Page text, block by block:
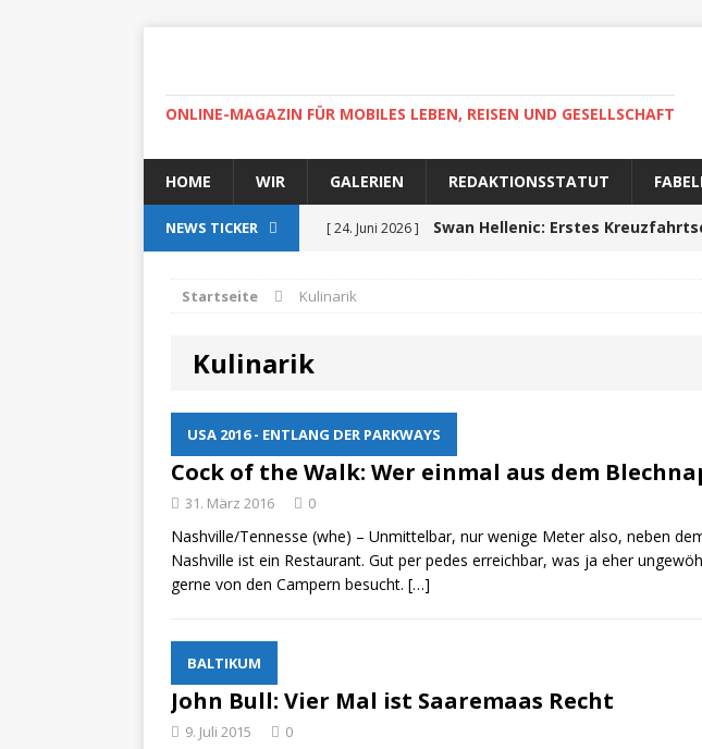
ONLINE-MAGAZIN FÜR MOBILES LEBEN, REISEN UND GESELLSCHAFT
HOME WIR GALERIEN REDAKTIONSSTATUT
NEWS TICKER [ 24. Juni 2026 ] Swan Hellenic: Erstes
Helgoland ZUR SEE
[ 5. Dezember 2021 ]
[ 28. Oktober 2021 ] „Nordlicht II“ der Emder
erfolgreich verladen
Startseite Kulinarik
Kulinarik
USA 2016 - ENTLANG DER PARKWAYS
Cock of the Walk: Wer einmal aus dem
31. März 2016 0
Nashville/Tennesse (whe) – Unmittelbar, nur wenige Meter also, neben
Nashville ist ein Restaurant. Gut per pedes erreichbar, was ja eher
gerne von den Campern besucht. […]
BALTIKUM
John Bull: Vier Mal ist Saaremaas Recht
9. Juli 2015 0